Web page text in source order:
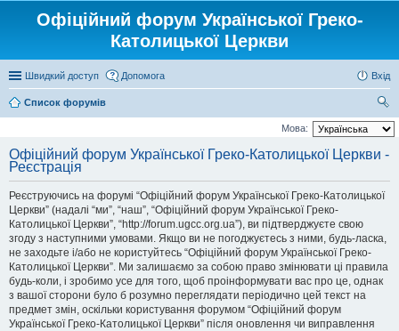
Офіційний форум Української Греко-
Католицької Церкви
Швидкий доступ Допомога Вхід
Список форумів
ош
Мова:
Офіційний форум Української Греко-Католицької Церкви -
Реєстрація
Реєструючись на форумі “Офіційний форум Української Греко-Католицької
Церкви” (надалі “ми”, “наш”, “Офіційний форум Української Греко-
Католицької Церкви”, “http://forum.ugcc.org.ua”), ви підтверджуєте свою
згоду з наступними умовами. Якщо ви не погоджуєтесь з ними, будь-ласка,
не заходьте і/або не користуйтесь “Офіційний форум Української Греко-
Католицької Церкви”. Ми залишаємо за собою право змінювати ці правила
будь-коли, і зробимо усе для того, щоб проінформувати вас про це, однак
з вашої сторони було б розумно переглядати періодично цей текст на
предмет змін, оскільки користування форумом “Офіційний форум
Української Греко-Католицької Церкви” після оновлення чи виправлення